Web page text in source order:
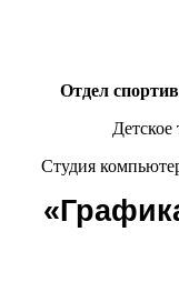
Отдел
Детское
Студия